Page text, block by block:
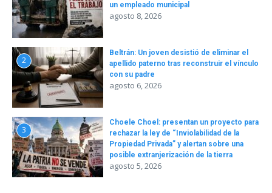
un empleado municipal
agosto 8, 2026
2
Beltrán: Un joven desistió de eliminar el
apellido paterno tras reconstruir el vínculo
con su padre
agosto 6, 2026
3
Choele Choel: presentan un proyecto para
rechazar la ley de “Inviolabilidad de la
Propiedad Privada” y alertan sobre una
posible extranjerización de la tierra
agosto 5, 2026